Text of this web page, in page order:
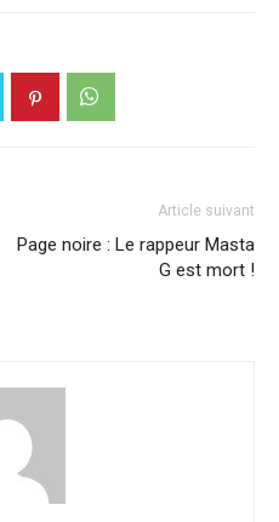
Article suivant
Page noire : Le rappeur Masta
G est mort !